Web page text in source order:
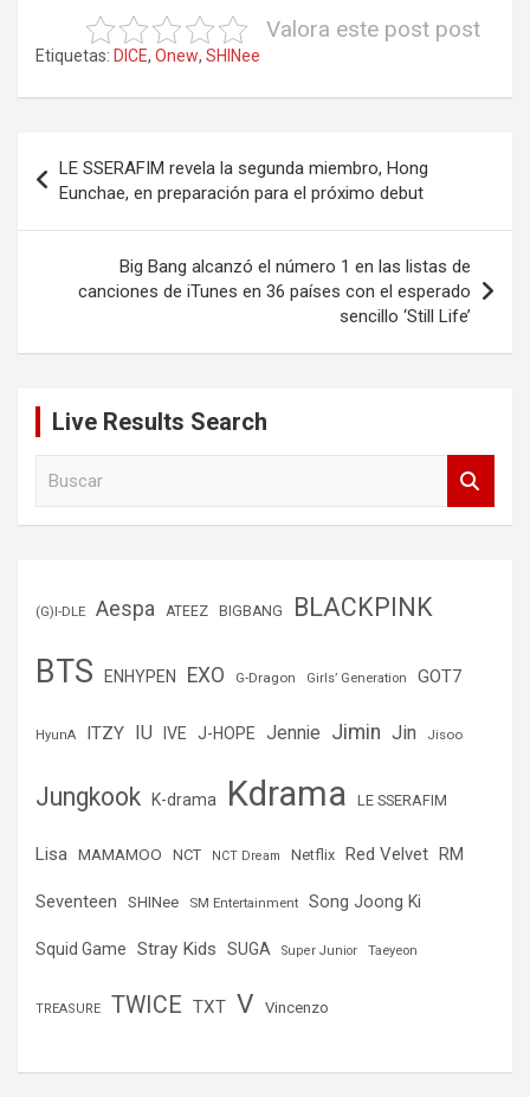
Valora este post post
Etiquetas: DICE, Onew, SHINee
de
entradas
LE SSERAFIM revela la segunda miembro, Hong
Eunchae, en preparación para el próximo debut
Big Bang alcanzó el número 1 en las listas de
canciones de iTunes en 36 países con el esperado
sencillo ‘Still Life’
Live Results Search
(G)I-DLE Aespa ATEEZ BIGBANG BLACKPINK
BTS ENHYPEN EXO G-Dragon Girls’ Generation GOT7
HyunA ITZY IU IVE J-HOPE Jennie Jimin Jin Jisoo
Jungkook K-drama Kdrama LE SSERAFIM
Lisa MAMAMOO NCT NCT Dream Netflix Red Velvet RM
Seventeen SHINee SM Entertainment Song Joong Ki
Squid Game Stray Kids SUGA Super Junior Taeyeon
TREASURE TWICE TXT V Vincenzo